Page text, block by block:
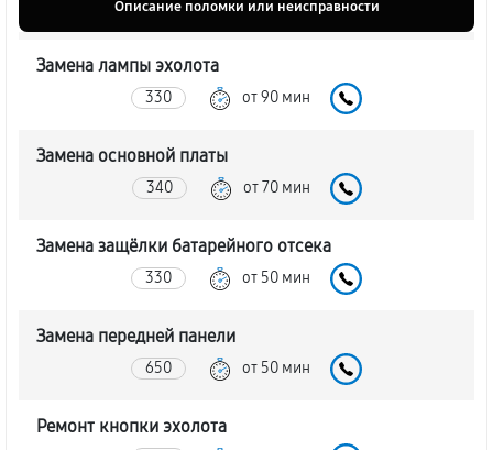
Описание поломки или неисправности
Замена лампы эхолота
330 от 90 мин
Замена основной платы
340 от 70 мин
Замена защёлки батарейного отсека
330 от 50 мин
Замена передней панели
650 от 50 мин
Ремонт кнопки эхолота